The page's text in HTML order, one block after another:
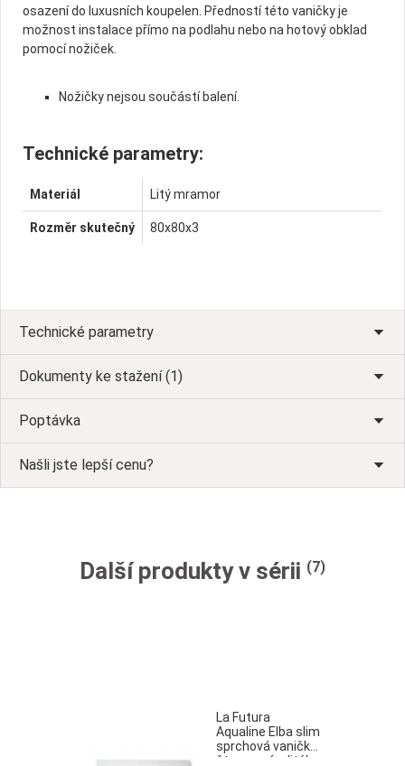
osazení do luxusních koupelen. Předností této vaničky je
možnost instalace přímo na podlahu nebo na hotový obklad
pomocí nožiček.
Nožičky nejsou součástí balení.
Technické parametry:
Materiál Litý mramor
Rozměr skutečný 80x80x3
Technické parametry
Dokumenty ke stažení (1)
Poptávka
Našli jste lepší cenu?
Další produkty v sérii (7)
La Futura
Aqualine Elba slim
sprchová vanička
čtvercová z litého